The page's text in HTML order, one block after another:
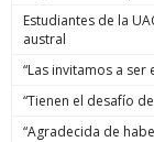
Estudiantes de la
austral
“Las invitamos a
“Tienen el desafío
“Agradecida de